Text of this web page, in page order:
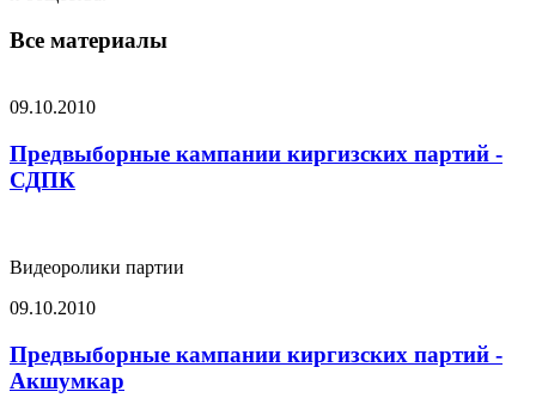
Все материалы
09.10.2010
Предвыборные кампании киргизских партий -
СДПК
Видеоролики партии
09.10.2010
Предвыборные кампании киргизских партий -
Акшумкар